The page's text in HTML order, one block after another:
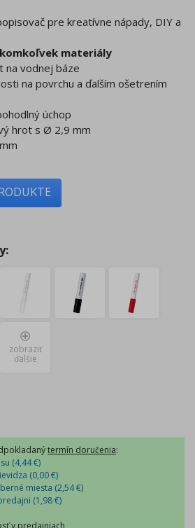
pre kreatívne nápady, DIY a
materiály
na vodnej báze
na povrchu a ďalším ošetrením
úchop
hrot s Ø 2,9 mm
zobraziť
ďalšie
termín doručenia:
(4,44€)
(0,00€)
miesta (2,54€)
(1,98€)